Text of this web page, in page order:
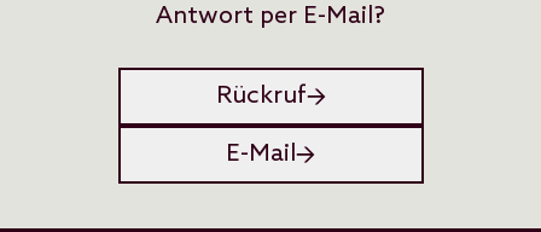
Antwort per E-Mail?
Rückruf
E-Mail